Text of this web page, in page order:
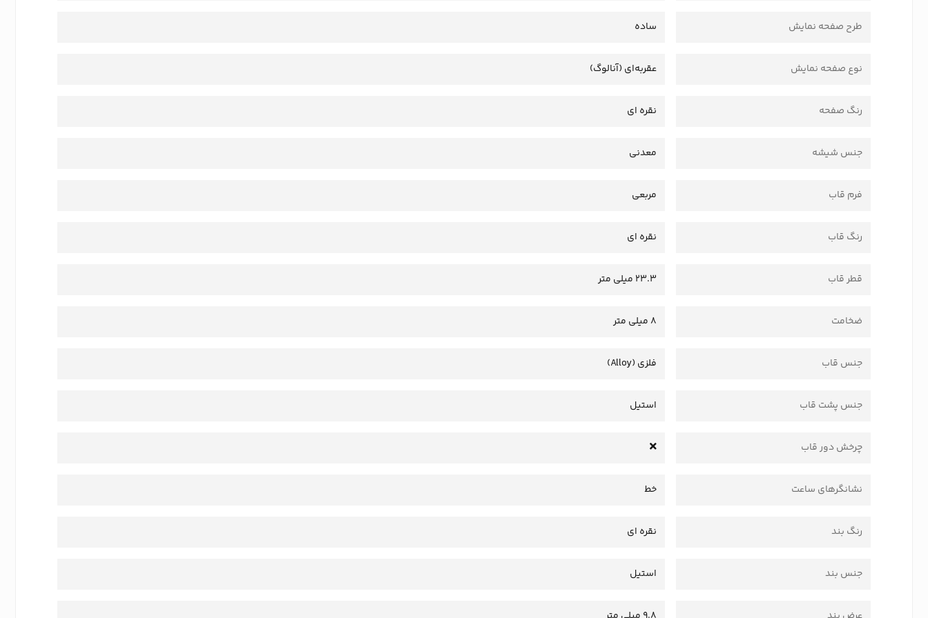
طرح صفحه نمایش ساده
نوع صفحه نمایش عقربه‌ای (آنالوگ)
رنگ صفحه نقره ای
جنس شیشه معدنی
فرم قاب مربعی
رنگ قاب نقره ای
قطر قاب 23.3 میلی متر
ضخامت 8 میلی متر
جنس قاب فلزی (Alloy)
جنس پشت قاب استیل
چرخش دور قاب
نشانگرهای ساعت خط
رنگ بند نقره ای
جنس بند استیل